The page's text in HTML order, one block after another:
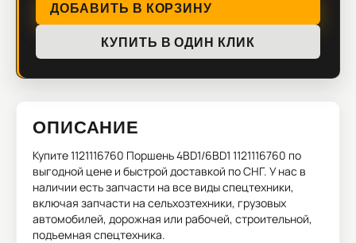
ДОБАВИТЬ В КОРЗИНУ
КУПИТЬ В ОДИН КЛИК
ОПИСАНИЕ
Купите1121116760 Поршень 4BD1/6BD1 1121116760 по
выгодной цене и быстрой доставкой по СНГ. У нас в
наличии есть запчасти на все виды спецтехники,
включая запчасти на сельхозтехники, грузовых
автомобилей, дорожная или рабочей, строительной,
подъемная спецтехника.